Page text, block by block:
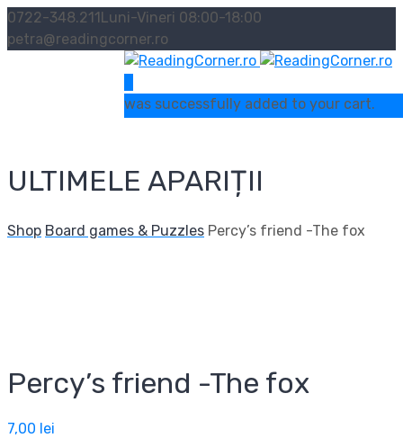
0722-348.211Luni-Vineri 08:00-18:00
petra@readingcorner.ro
was successfully added to your cart.
ULTIMELE APARIȚII
Shop Board games & Puzzles Percy’s friend -The fox
Percy’s friend -The fox
7,00 lei